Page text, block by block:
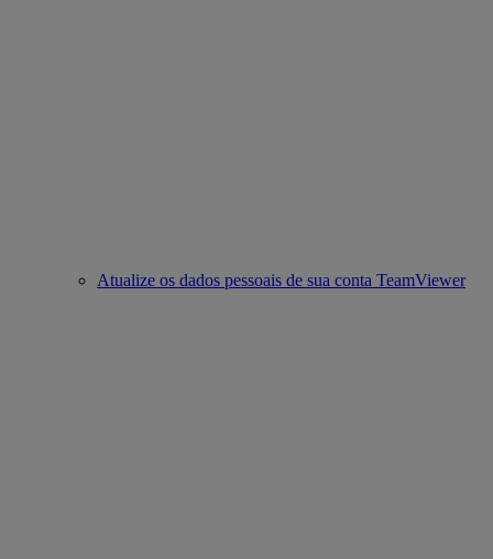
Atualize os dados pessoais de sua conta TeamViewer